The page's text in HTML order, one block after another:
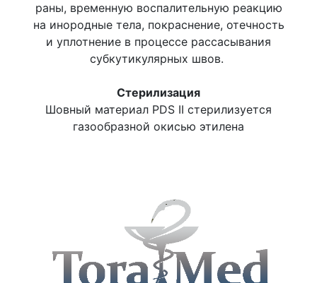
раны, временную воспалительную реакцию
на инородные тела, покраснение, отечность
и уплотнение в процессе рассасывания
субкутикулярных швов.
Стерилизация
Шовный материал PDS II стерилизуется
газообразной окисью этилена